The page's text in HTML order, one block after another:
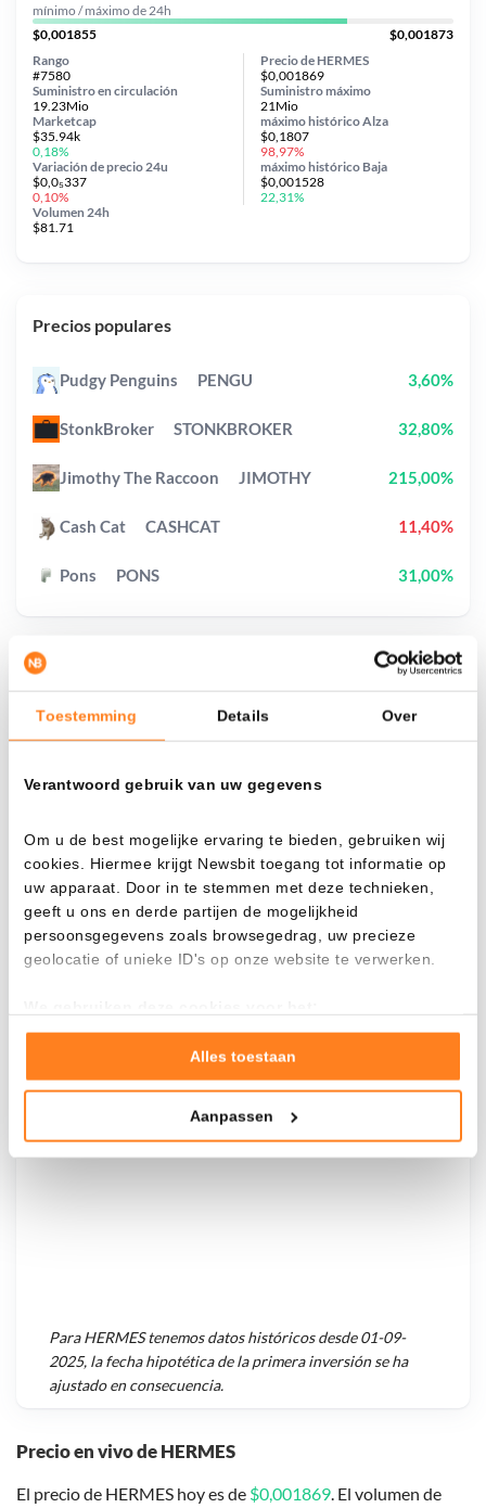
Toestemming Details Over
Verantwoord gebruik van uw gegevens
Om u de best mogelijke ervaring te bieden, gebruiken wij
cookies. Hiermee krijgt Newsbit toegang tot informatie op
uw apparaat. Door in te stemmen met deze technieken,
geeft u ons en derde partijen de mogelijkheid
persoonsgegevens zoals browsegedrag, uw precieze
geolocatie of unieke ID's op onze website te verwerken.
Goed laten functioneren van deze website
Verzamelen van gebruiksstatistieken
Tonen en meten van relevante advertenties
Klik hieronder om ons toestemming te geven om deze
Alles toestaan
Aanpassen
Precio en vivo de HERMES
El precio de HERMES hoy es de $0,001869. El volumen de
¿Qué pasa si…?
Mira cuánto valor tendrías hoy si hubieras
criptomonedas.
Había invertido En
Cada Desde
$
Valor total
ParaHERMEStenemos datos históricos desde01-09-
2025, la fecha hipotética de la primera inversión se ha
ajustado en consecuencia.
mínimo / máximo de 24h
$0,001855
$0,001873
Precio de HERMES
$0,001869
Suministro en circulación
19.23Mio
Variación de precio 24u
$0,0₅337
0,10%
Suministro máximo
21Mio
Marketcap
$35.94k
0,18%
Volumen 24h
$81.71
Rango
#7580
máximo históricoAlza
$0,1807
98,97%
máximo histórico Baja
$0,001528
22,31%
Precios populares
Pudgy Penguins PENGU 3,60%
StonkBroker STONKBROKER 32,80%
Jimothy The Raccoon JIMOTHY 215,00%
Cash Cat CASHCAT 11,40%
Pons PONS 31,00%